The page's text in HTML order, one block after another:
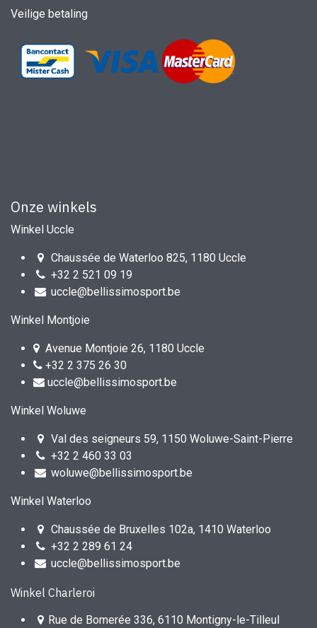
Veilige betaling
Onze winkels
Winkel Uccle
Chaussée de Waterloo 825, 1180 Uccle
+32 2 521 09 19
uccle@bellissimosport.be
Winkel Montjoie
Avenue Montjoie 26, 1180 Uccle
+32 2 375 26 30
uccle@bellissimosport.be
Winkel Woluwe
Val des seigneurs 59, 1150 Woluwe-Saint-Pierre
+32 2 460 33 03
woluwe@bellissimosport.be
Winkel Waterloo
Chaussée de Bruxelles 102a, 1410 Waterloo
+32 2 289 61 24
uccle@bellissimosport.be
Winkel Charleroi
Rue de Bomerée 336, 6110 Montigny-le-Tilleul